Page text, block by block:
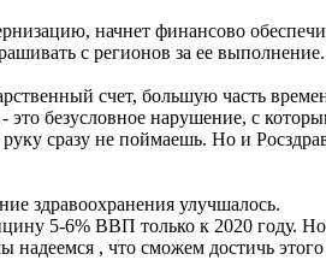
начнет финансово
с регионов за ее выполнение.
счет, большую часть
безусловное нарушение, с
сразу не поймаешь. Но и
здравоохранения улучшалось.
5-6% ВВП только к 2020 году.
надеемся , что сможем достичь